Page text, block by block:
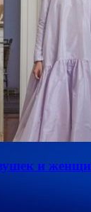
и